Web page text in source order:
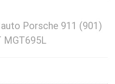
Porsche 911 (901)
MGT695L